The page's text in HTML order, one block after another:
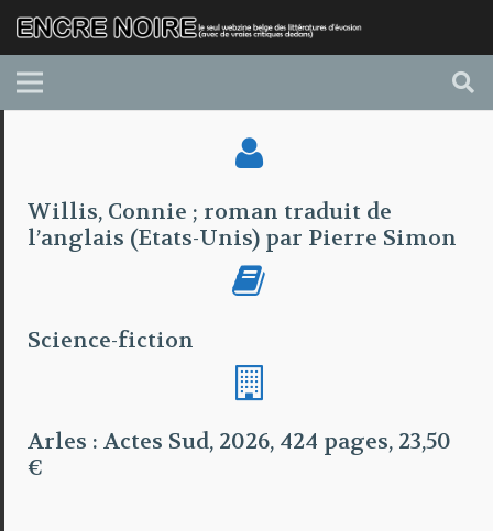
Willis, Connie ; roman traduit de
l’anglais (Etats-Unis) par Pierre Simon
Science-fiction
Arles : Actes Sud, 2026, 424 pages, 23,50
€